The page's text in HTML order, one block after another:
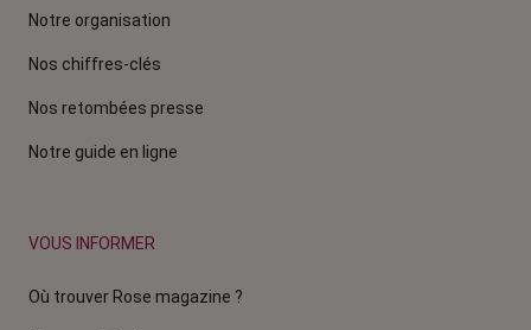
Notre organisation
Nos chiffres-clés
Nos retombées presse
Notre guide en ligne
VOUS INFORMER
Où trouver Rose magazine ?